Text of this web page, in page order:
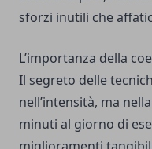
sforzi inutili che
L’importanza della
Il segreto delle
nell’intensità, ma nella
minuti al giorno di